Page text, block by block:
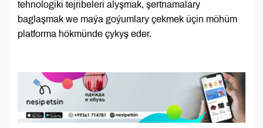
tehnologiki tejribeleri alyşmak, şertnamalary
baglaşmak we maýa goýumlary çekmek üçin möhüm
platforma hökmünde çykyş eder.